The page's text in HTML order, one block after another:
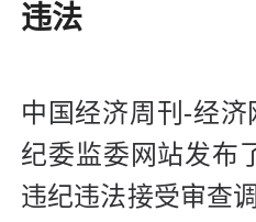
违法
中国经济周刊-经
纪委监委网站发布
违纪违法接受审查